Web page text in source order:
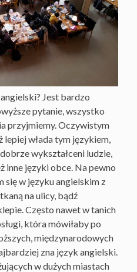
Jest bardzo
pytanie, wszystko
przyjmiemy. Oczywistym
lepiej włada tym językiem,
wykształceni ludzie,
inne języki obce. Na pewno
się w języku angielskim z
na ulicy, bądź
Często nawet w tanich
która mówiłaby po
międzynarodowych
zna język angielski.
w dużych miastach